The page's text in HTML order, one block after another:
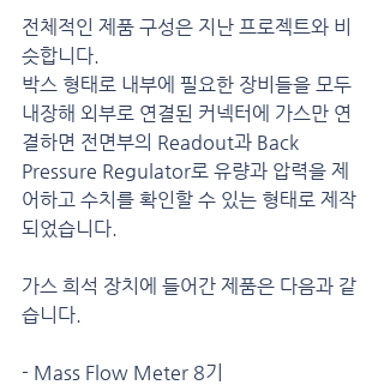
전체적인 제품 구성은 지난 프로젝트와 비
슷합니다.
박스 형태로 내부에 필요한 장비들을 모두
내장해 외부로 연결된 커넥터에 가스만 연
결하면 전면부의 Readout과 Back
Pressure Regulator로 유량과 압력을 제
어하고 수치를 확인할 수 있는 형태로 제작
되었습니다.
가스 희석 장치에 들어간 제품은 다음과 같
습니다.
- Mass Flow Meter 8기